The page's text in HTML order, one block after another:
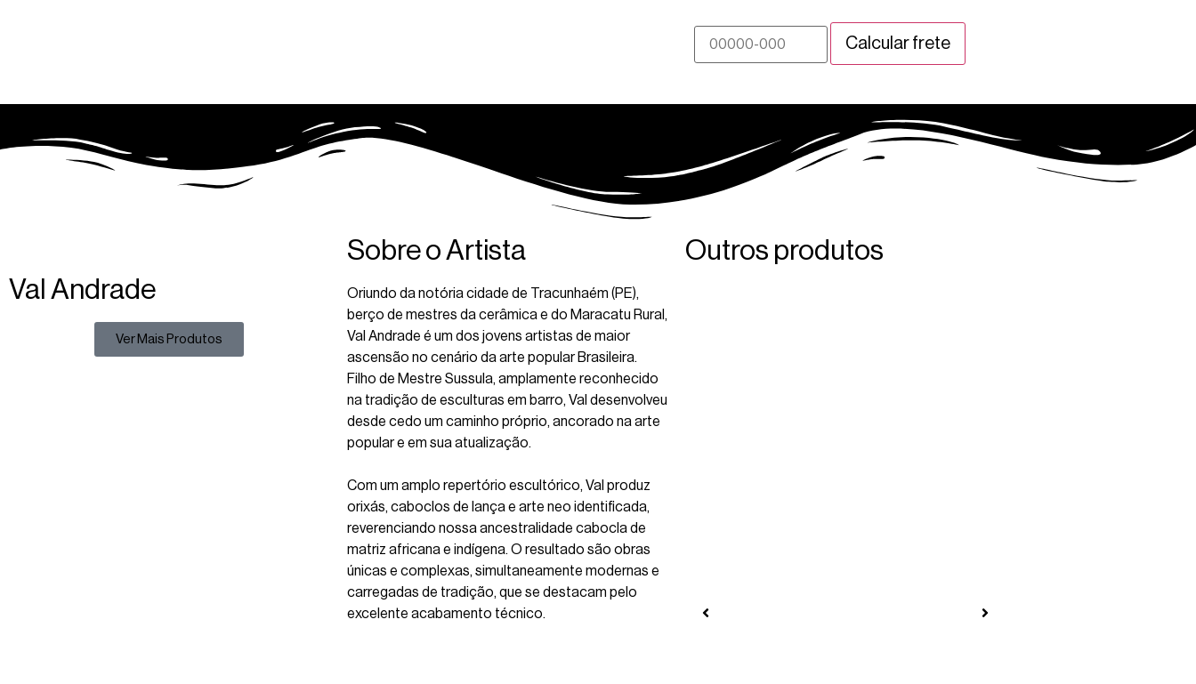
Val Andrade
Ver Mais Produtos
Sobre o Artista
Oriundo da notória cidade de Tracunhaém (PE),
berço de mestres da cerâmica e do Maracatu Rural,
Val Andrade é um dos jovens artistas de maior
ascensão no cenário da arte popular Brasileira.
Filho de Mestre Sussula, amplamente reconhecido
na tradição de esculturas em barro, Val desenvolveu
desde cedo um caminho próprio, ancorado na arte
popular e em sua atualização.
Com um amplo repertório escultórico, Val produz
orixás, caboclos de lança e arte neo identificada,
reverenciando nossa ancestralidade cabocla de
matriz africana e indígena. O resultado são obras
únicas e complexas, simultaneamente modernas e
carregadas de tradição, que se destacam pelo
excelente acabamento técnico.
Outros produtos